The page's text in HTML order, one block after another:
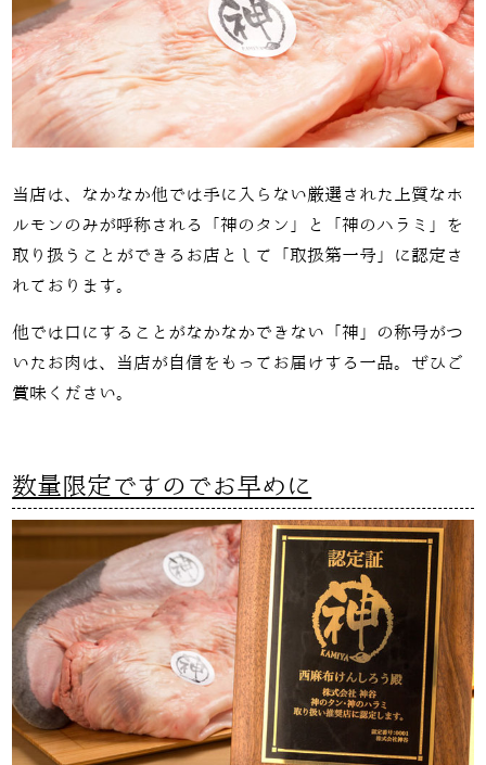
当店は、なかなか他では手に入らない厳選された上質なホ
ルモンのみが呼称される「神のタン」と「神のハラミ」を
取り扱うことができるお店として「取扱第一号」に認定さ
れております。
他では口にすることがなかなかできない「神」の称号がつ
いたお肉は、当店が自信をもってお届けする一品。ぜひご
賞味ください。
数量限定ですのでお早めに